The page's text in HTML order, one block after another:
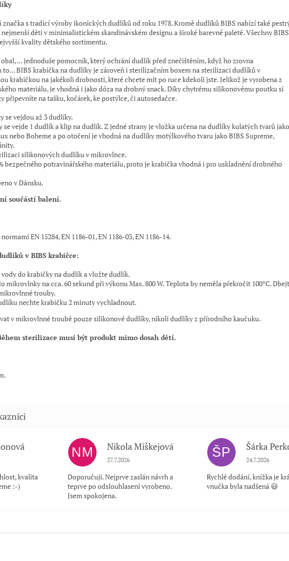
značka s tradicí výroby ikonických dudlíků od roku 1978. Kromě dudlíků BIBS nabízí také
děti v minimalistickém skandinávském designu a široké barevné paletě. Všechny BIBS
kvality dětského sortimentu.
... jednoduše pomocník, který ochrání dudlík před znečištěním, když ho zrovna
to... BIBS krabička na dudlíky je zároveň i sterilizačním boxem na sterilizaci dudlíků v
krabičkou na jakékoli drobnosti, které chcete mít po ruce kdekoli jste. Jelikož je vyrobena z
materiálu, je vhodná i jako dóza na drobný snack. Díky chytrému silikonovému poutku si
připevníte na tašku, kočárek, ke postýlce, či autosedačce.
se vejdou až 3 dudlíky.
se vejde 1 dudlík a klip na dudlík. Z jedné strany je vložka určena na dudlíky kulatých tvarů jako
nebo Boheme a po otočení je vhodná na dudlíky motýlkového tvaru jako BIBS Supreme,
silikonových dudlíku v mikrovlnce.
bezpečného potravinářského materiálu, proto je krabička vhodná i pro uskladnění drobného
v Dánsku.
součástí balení.
EN 15284, EN 1186-01, EN 1186-03, EN 1186-14.
v BIBS krabičce:
do krabičky na dudlík a vložte dudlík.
mikrovlnky na cca. 60 sekund při výkonu Max. 800 W. Teplota by neměla překročit 100°C.
trouby.
nechte krabičku 2 minuty vychladnout.
v mikrovlnné troubě pouze silikonové dudlíky, nikoli dudlíky z přírodního kaučuku.
sterilizace musí být produkt mimo dosah dětí.
obchodu je 5 z 5 hvězdiček.
kvalita
:-)
NM Nikola Miškejová
Hodnocení obchodu je 5 z 5 hvězdiček.
27.7.2026
Doporučuji. Nejprve zaslán návrh a
teprve po odslouhlasení vyrobeno.
Jsem spokojena.
ŠP Šárka
Hodnocení
24.7.2026
Rychlé dodání, knížka je
vnučka byla nadšená 😃